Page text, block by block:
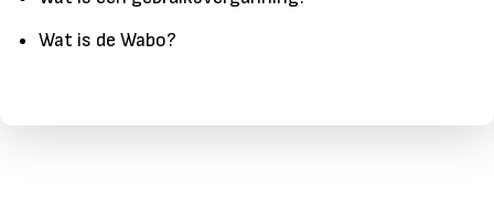
Wat is de Wabo?